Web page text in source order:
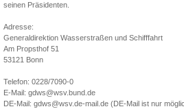
seinen Präsidenten.
Adresse:
Generaldirektion Wasserstraßen und Schifffahrt
Am Propsthof 51
53121 Bonn
Telefon: 0228/7090-0
E-Mail: gdws@wsv.bund.de
DE-Mail: gdws@wsv.de-mail.de (DE-Mail ist nur